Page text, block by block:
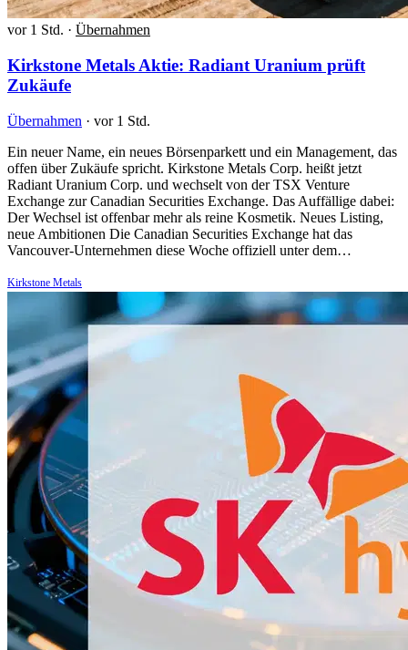
vor 1 Std. · Übernahmen
Kirkstone Metals Aktie: Radiant Uranium prüft
Zukäufe
Übernahmen · vor 1 Std.
Ein neuer Name, ein neues Börsenparkett und ein Management, das
offen über Zukäufe spricht. Kirkstone Metals Corp. heißt jetzt
Radiant Uranium Corp. und wechselt von der TSX Venture
Exchange zur Canadian Securities Exchange. Das Auffällige dabei:
Der Wechsel ist offenbar mehr als reine Kosmetik. Neues Listing,
neue Ambitionen Die Canadian Securities Exchange hat das
Vancouver-Unternehmen diese Woche offiziell unter dem…
Kirkstone Metals